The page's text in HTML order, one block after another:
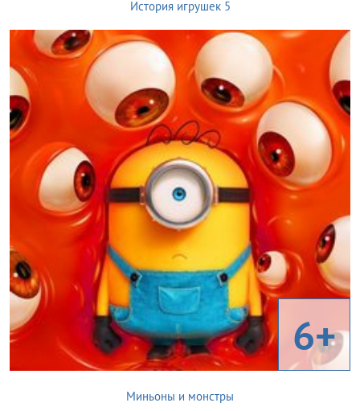
История игрушек 5
6+
Миньоны и монстры